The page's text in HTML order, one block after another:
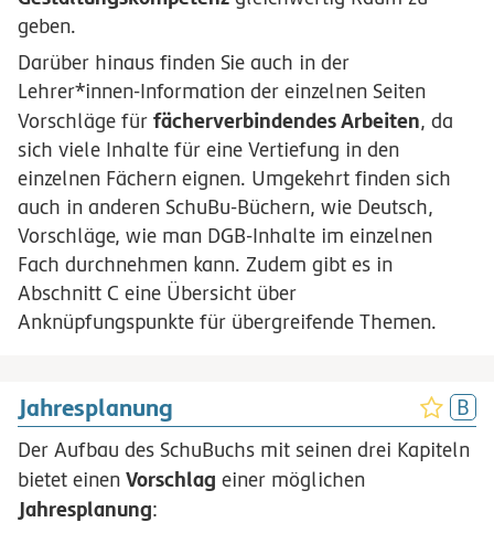
geben.
Darüber hinaus finden Sie auch in der
Lehrer*innen-Information der einzelnen Seiten
Vorschläge für fächerverbindendes Arbeiten, da
sich viele Inhalte für eine Vertiefung in den
einzelnen Fächern eignen. Umgekehrt finden sich
auch in anderen SchuBu-Büchern, wie Deutsch,
Vorschläge, wie man DGB-Inhalte im einzelnen
Fach durchnehmen kann. Zudem gibt es in
Abschnitt C eine Übersicht über
Anknüpfungspunkte für übergreifende Themen.
Jahresplanung
Der Aufbau des SchuBuchs mit seinen drei Kapiteln
bietet einen Vorschlag einer möglichen
Jahresplanung: